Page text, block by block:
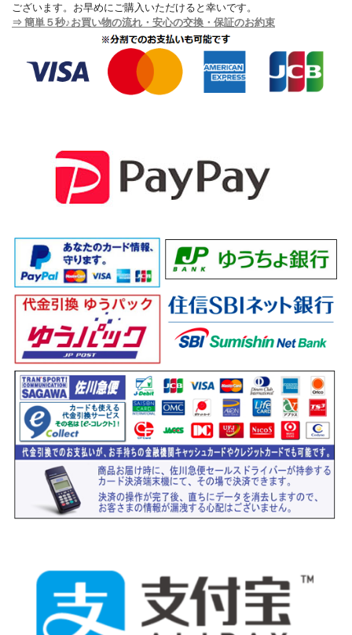
ございます。お早めにご購入いただけると幸いです。
⇒ 簡単５秒♪お買い物の流れ・安心の交換・保証のお約束